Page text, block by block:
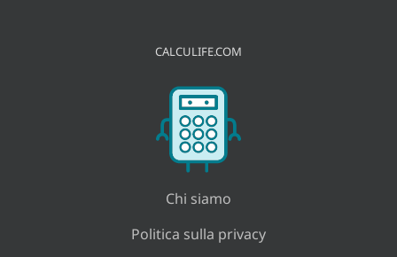
CALCULIFE.COM
Chi siamo
Politica sulla privacy